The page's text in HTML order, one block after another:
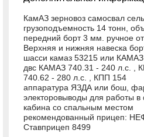
КамАЗ зерновоз самосвал
грузоподъемность 14 тонн,
передний борт 3 мм. ручное
Верхняя и нижняя навеска
шасси камаз 53215 или
двс КАМАЗ 740.31 - 240 л.с. ,
740.62 - 280 л.с. , КПП 154
аппаратура ЯЗДА или бош,
электоровыводы для работы в
кабина со спальным местом
рекомендованный прицеп:
Ставприцеп 8499